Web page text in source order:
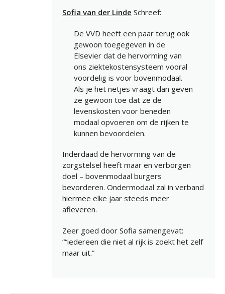
Sofia van der Linde Schreef:
De VVD heeft een paar terug ook
gewoon toegegeven in de
Elsevier dat de hervorming van
ons ziektekostensysteem vooral
voordelig is voor bovenmodaal.
Als je het netjes vraagt dan geven
ze gewoon toe dat ze de
levenskosten voor beneden
modaal opvoeren om de rijken te
kunnen bevoordelen.
Inderdaad de hervorming van de
zorgstelsel heeft maar en verborgen
doel – bovenmodaal burgers
bevorderen. Ondermodaal zal in verband
hiermee elke jaar steeds meer
afleveren.
Zeer goed door Sofia samengevat:
““iedereen die niet al rijk is zoekt het zelf
maar uit.”